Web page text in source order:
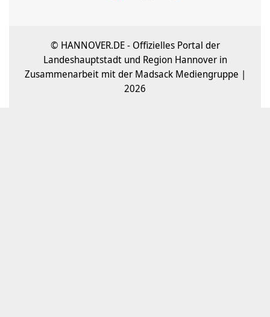
© HANNOVER.DE - Offizielles Portal der
Landeshauptstadt und Region Hannover in
Zusammenarbeit mit der Madsack Mediengruppe |
2026